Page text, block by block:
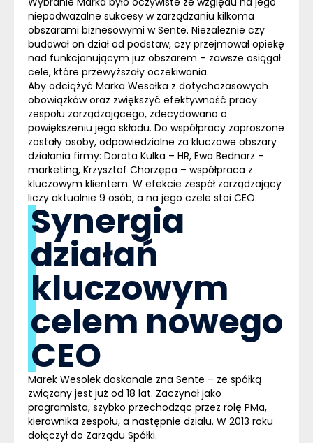
niepodważalne sukcesy w zarządzaniu kilkoma
obszarami biznesowymi w Sente. Niezależnie czy
budował on dział od podstaw, czy przejmował opiekę
nad funkcjonującym już obszarem – zawsze osiągał
cele, które przewyższały oczekiwania.
Aby odciążyć Marka Wesołka z dotychczasowych
obowiązków oraz zwiększyć efektywność pracy
zespołu zarządzającego, zdecydowano o
powiększeniu jego składu. Do współpracy zaproszone
zostały osoby, odpowiedzialne za kluczowe obszary
działania firmy: Dorota Kulka – HR, Ewa Bednarz –
marketing, Krzysztof Chorzępa – współpraca z
kluczowym klientem. W efekcie zespół zarządzający
liczy aktualnie 9 osób, a na jego czele stoi CEO.
Synergia
działań
kluczowym
celem nowego
CEO
Marek Wesołek doskonale zna Sente – ze spółką
związany jest już od 18 lat. Zaczynał jako
programista, szybko przechodząc przez rolę PMa,
kierownika zespołu, a następnie działu. W 2013 roku
dołączył do Zarządu Spółki.